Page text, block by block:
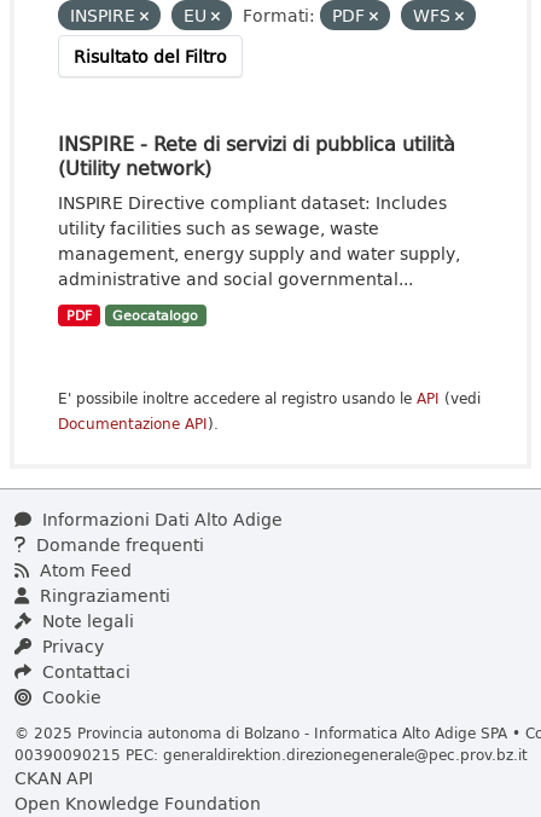
INSPIRE
EU Formati: PDF
WFS
Risultato del Filtro
INSPIRE - Rete di servizi di pubblica utilità
(Utility network)
INSPIRE Directive compliant dataset: Includes
utility facilities such as sewage, waste
management, energy supply and water supply,
administrative and social governmental...
PDF Geocatalogo
E' possibile inoltre accedere al registro usando le API (vedi
Documentazione API).
Informazioni Dati Alto Adige
Domande frequenti
Atom Feed
Ringraziamenti
Note legali
Privacy
Contattaci
Cookie
© 2025 Provincia autonoma di Bolzano - Informatica Alto Adige SPA •
00390090215 PEC: generaldirektion.direzionegenerale@pec.prov.bz.it
CKAN API
Open Knowledge Foundation